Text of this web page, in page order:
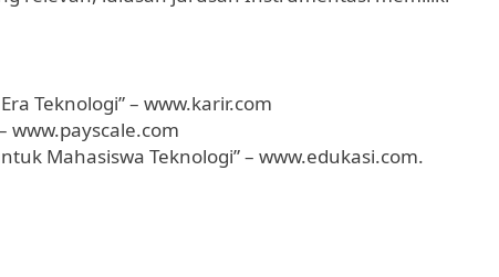
Teknologi” – www.karir.com
www.payscale.com
Mahasiswa Teknologi” – www.edukasi.com.